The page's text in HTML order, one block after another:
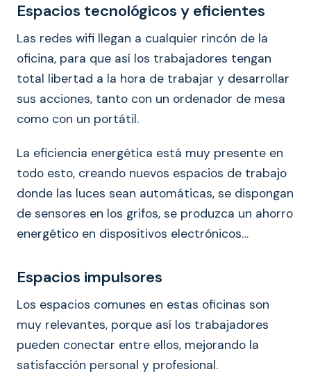
Espacios tecnológicos y eficientes
Las redes wifi llegan a cualquier rincón de la
oficina, para que así los trabajadores tengan
total libertad a la hora de trabajar y desarrollar
sus acciones, tanto con un ordenador de mesa
como con un portátil.
La eficiencia energética está muy presente en
todo esto, creando nuevos espacios de trabajo
donde las luces sean automáticas, se dispongan
de sensores en los grifos, se produzca un ahorro
energético en dispositivos electrónicos…
Espacios impulsores
Los espacios comunes en estas oficinas son
muy relevantes, porque así los trabajadores
pueden conectar entre ellos, mejorando la
satisfacción personal y profesional.